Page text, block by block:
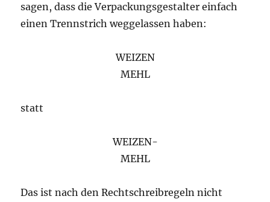
sagen, dass die Verpackungsgestalter einfach
einen Trennstrich weggelassen haben:
WEIZEN
MEHL
statt
WEIZEN-
MEHL
Das ist nach den Rechtschreibregeln nicht